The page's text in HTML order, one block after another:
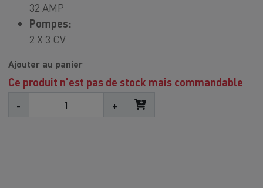
32 AMP
Pompes:
2 X 3 CV
Ajouter au panier
Ce produit n'est pas de stock mais commandable
-
+